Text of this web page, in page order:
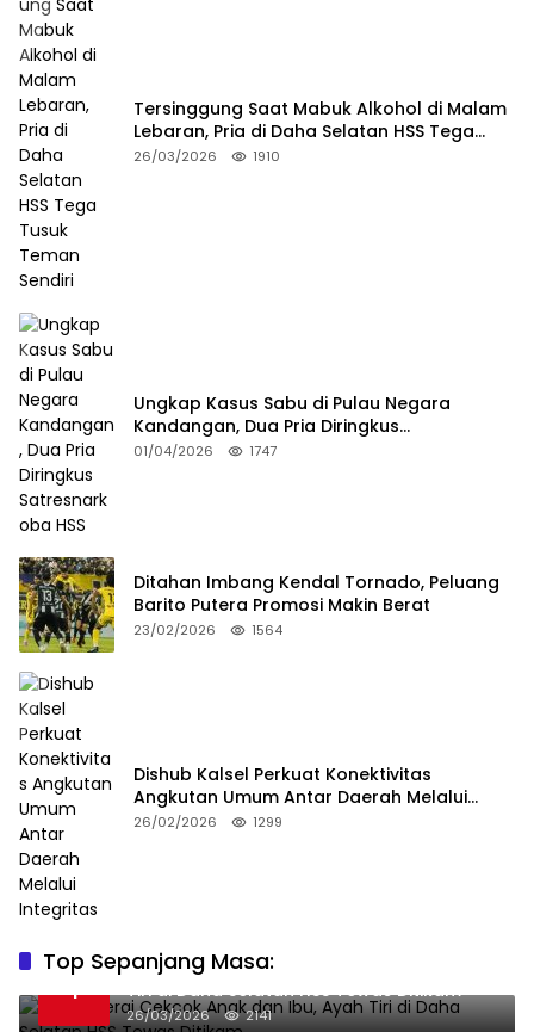
Tersinggung Saat Mabuk Alkohol di Malam
Lebaran, Pria di Daha Selatan HSS Tega
Tusuk Teman Sendiri
26/03/2026 1910
Ungkap Kasus Sabu di Pulau Negara
Kandangan, Dua Pria Diringkus
Satresnarkoba HSS
01/04/2026 1747
Ditahan Imbang Kendal Tornado, Peluang
Barito Putera Promosi Makin Berat
23/02/2026 1564
Dishub Kalsel Perkuat Konektivitas
Angkutan Umum Antar Daerah Melalui
Integritas
26/02/2026 1299
Top Sepanjang Masa:
1
Niat Melerai Cekcok Anak dan Ibu, Ayah
Tiri di Daha Selatan HSS Tewas Ditikam
26/03/2026 2141